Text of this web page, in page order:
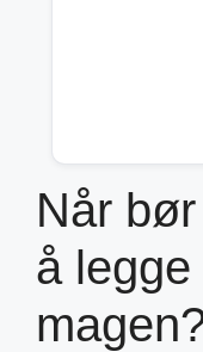
Når
å